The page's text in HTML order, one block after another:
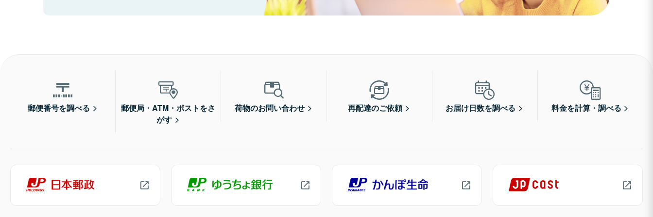
郵便番号を調べる
郵便局・ATM・ポストをさ
がす
荷物のお問い合わせ 再配達のご依頼 お届け日数を調べる 料金を計算・調べる